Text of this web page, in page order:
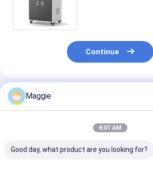
Continue
Produtos Recomendados
Maggie
6:01 AM
Good day, what product are you looking for?